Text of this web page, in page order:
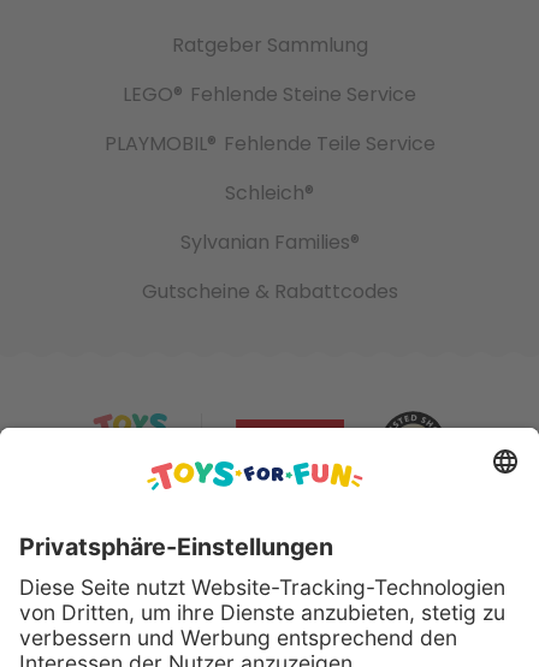
Ratgeber Sammlung
LEGO® Fehlende Steine Service
PLAYMOBIL® Fehlende Teile Service
Schleich®
Sylvanian Families®
Gutscheine & Rabattcodes
Sicher bezahlen mit: